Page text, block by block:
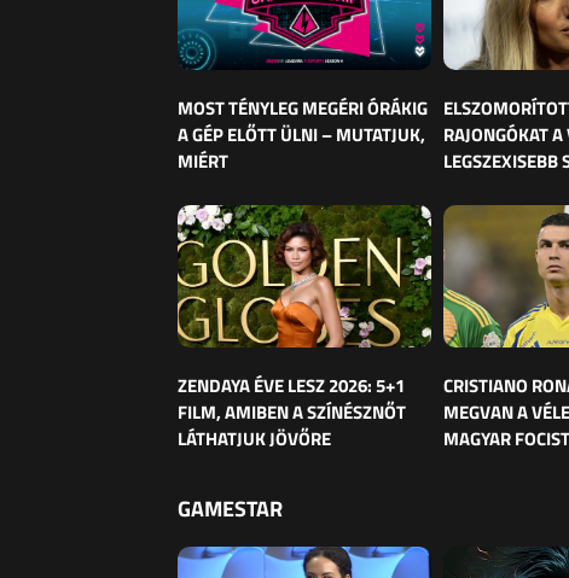
MOST TÉNYLEG MEGÉRI ÓRÁKIG
A GÉP ELŐTT ÜLNI – MUTATJUK,
MIÉRT
RAJONGÓKAT
LEGSZEXISEBB
ZENDAYA ÉVE LESZ 2026: 5+1
FILM, AMIBEN A SZÍNÉSZNŐT
LÁTHATJUK JÖVŐRE
CRISTIANO
MEGVAN A
MAGYAR
GAMESTAR